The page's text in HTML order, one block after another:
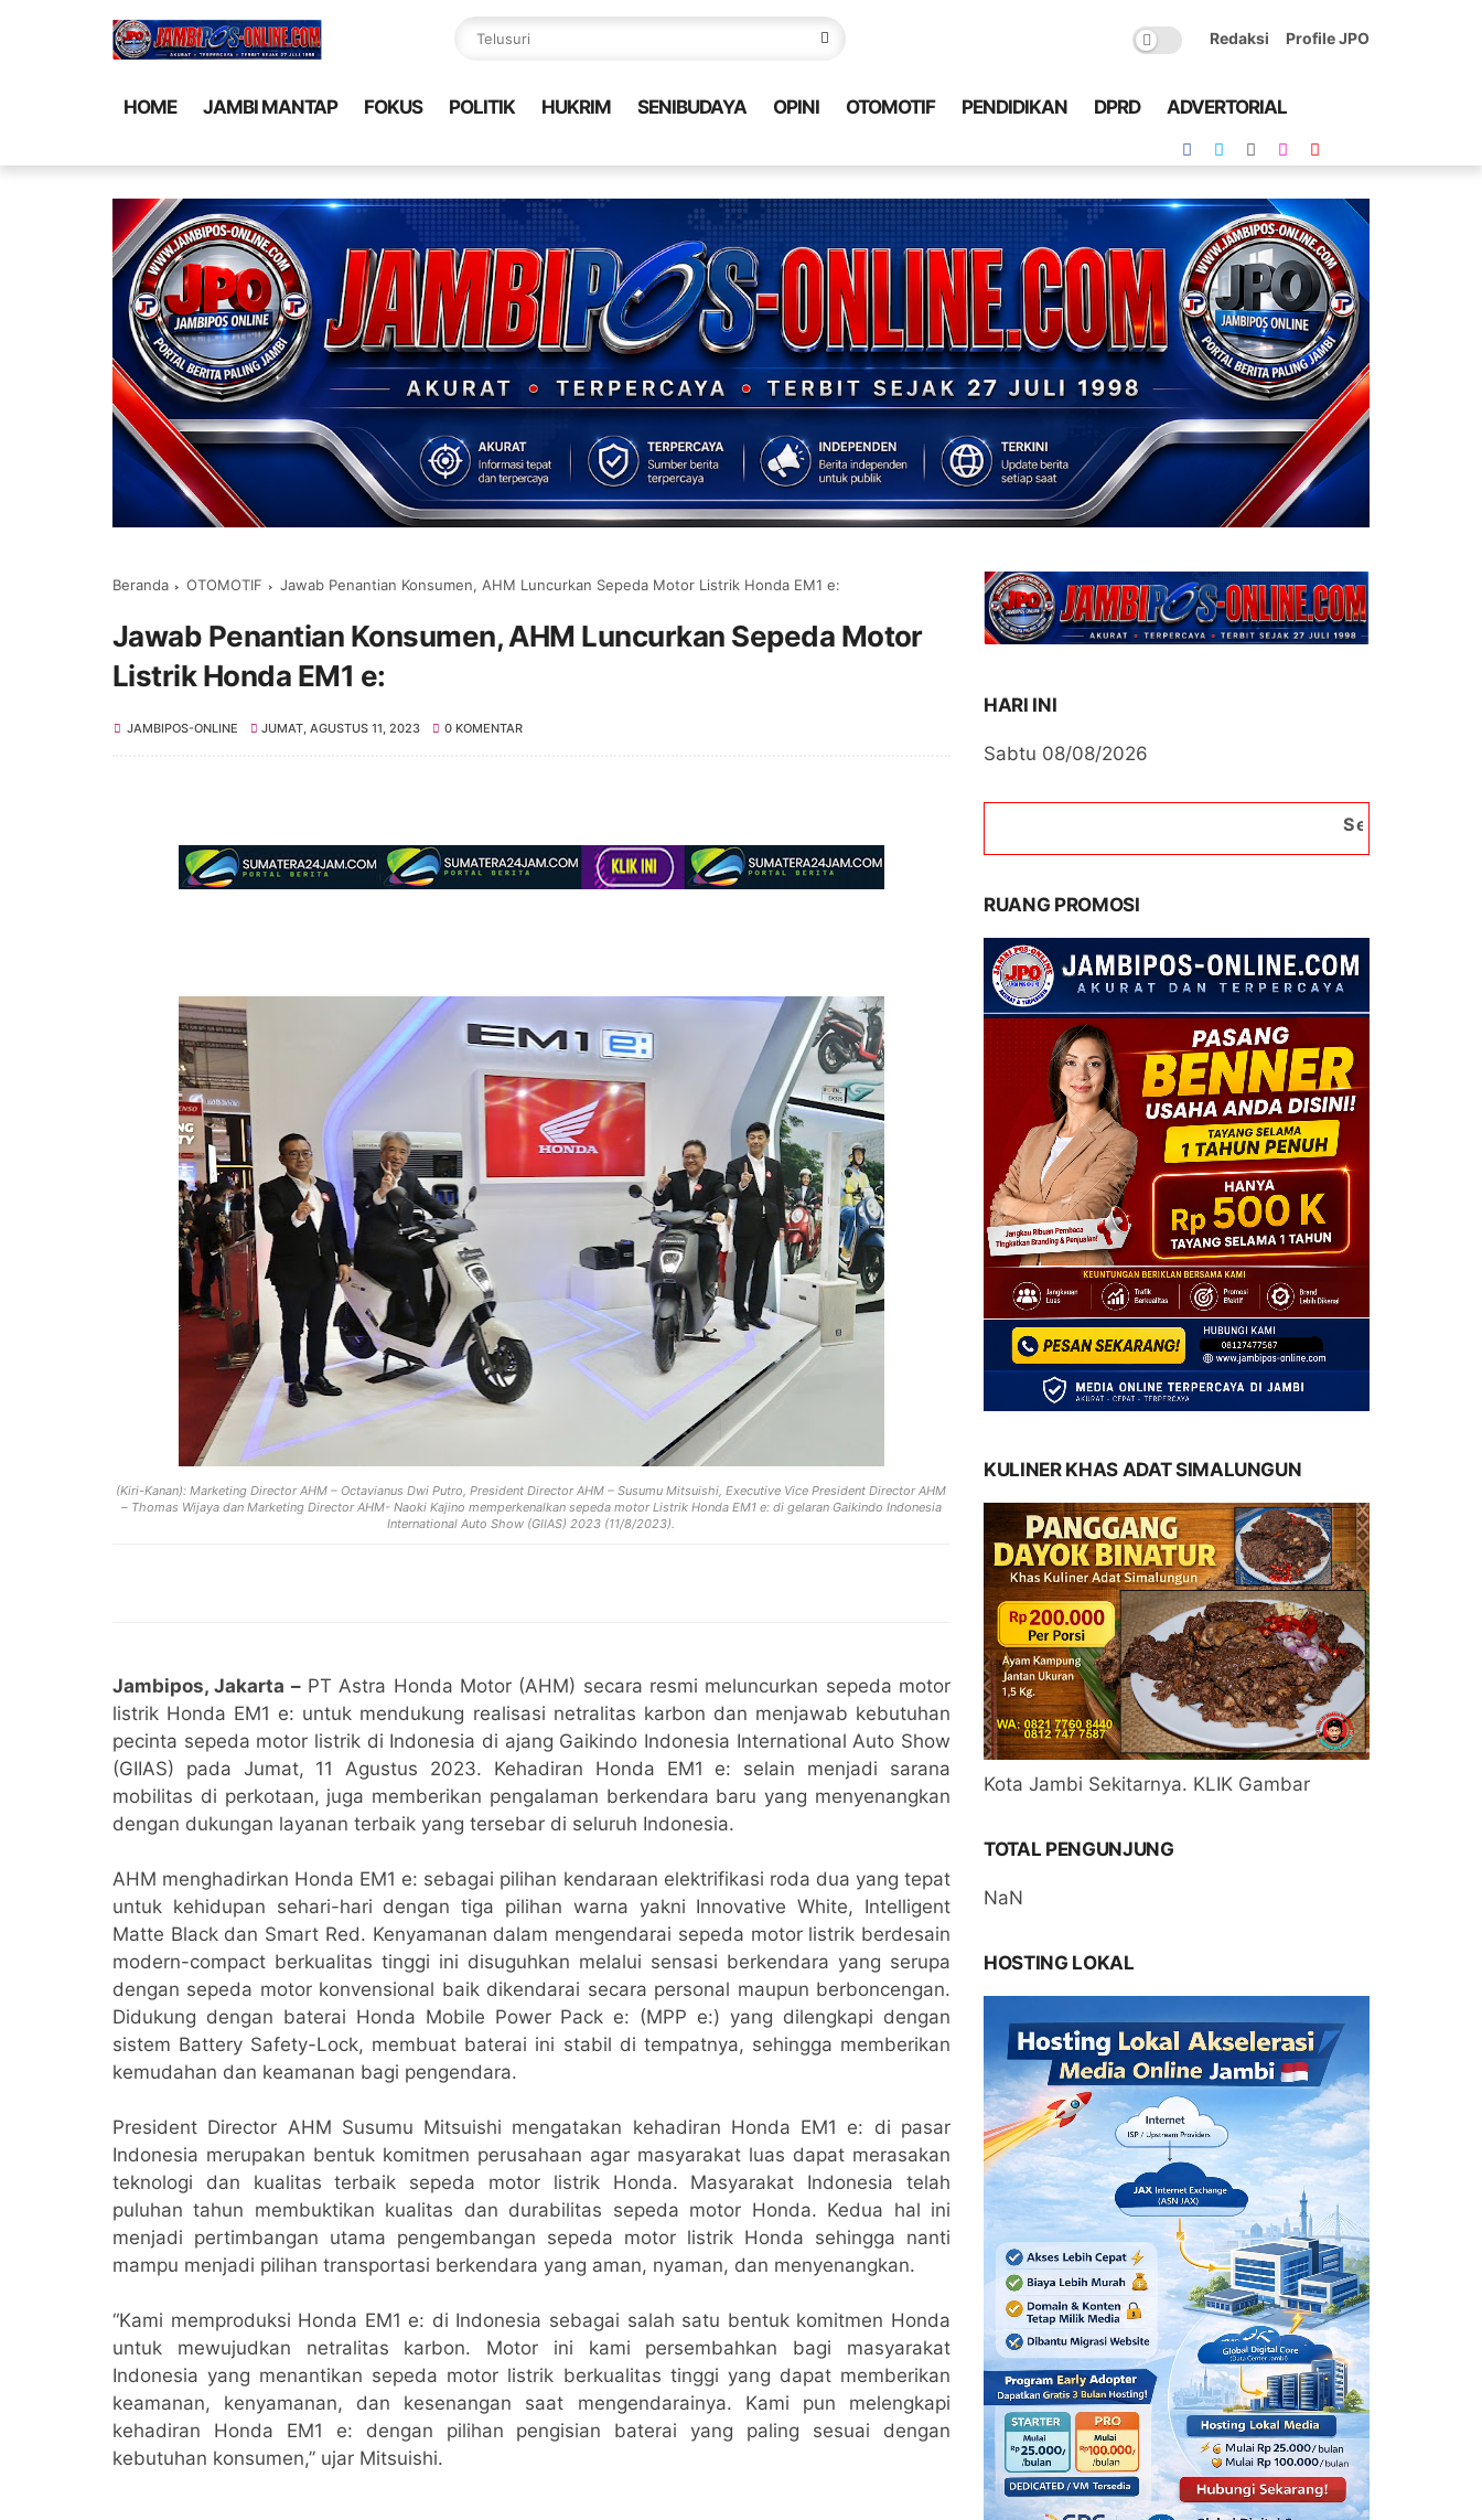
Redaksi Profile JPO
HOME JAMBI MANTAP FOKUS POLITIK HUKRIM SENIBUDAYA OPINI OTOMOTIF PENDIDIKAN DPRD ADVERTORIAL
Beranda OTOMOTIF Jawab Penantian Konsumen, AHM Luncurkan Sepeda Motor Listrik Honda EM1 e:
Jawab Penantian Konsumen, AHM Luncurkan Sepeda Motor
Listrik Honda EM1 e:
JAMBIPOS-ONLINE JUMAT, AGUSTUS 11, 2023 0 KOMENTAR
(Kiri-Kanan): Marketing Director AHM – Octavianus Dwi Putro, President Director AHM – Susumu Mitsuishi, Executive Vice President Director AHM
– Thomas Wijaya dan Marketing Director AHM- Naoki Kajino memperkenalkan sepeda motor Listrik Honda EM1 e: di gelaran Gaikindo Indonesia
International Auto Show (GIIAS) 2023 (11/8/2023).
Jambipos, Jakarta –PT Astra Honda Motor (AHM) secara resmi meluncurkan sepeda motor
listrik Honda EM1 e: untuk mendukung realisasi netralitas karbon dan menjawab kebutuhan
pecinta sepeda motor listrik di Indonesia di ajang Gaikindo Indonesia International Auto Show
(GIIAS) pada Jumat, 11 Agustus 2023. Kehadiran Honda EM1 e: selain menjadi sarana
mobilitas di perkotaan, juga memberikan pengalaman berkendara baru yang menyenangkan
dengan dukungan layanan terbaik yang tersebar di seluruh Indonesia.
AHM menghadirkan Honda EM1 e: sebagai pilihan kendaraan elektrifikasi roda dua yang tepat
untuk kehidupan sehari-hari dengan tiga pilihan warna yakni Innovative White, Intelligent
Matte Black dan Smart Red. Kenyamanan dalam mengendarai sepeda motor listrik berdesain
modern-compact berkualitas tinggi ini disuguhkan melalui sensasi berkendara yang serupa
dengan sepeda motor konvensional baik dikendarai secara personal maupun berboncengan.
Didukung dengan baterai Honda Mobile Power Pack e: (MPP e:) yang dilengkapi dengan
sistem Battery Safety-Lock, membuat baterai ini stabil di tempatnya, sehingga memberikan
kemudahan dan keamanan bagi pengendara.
President Director AHM Susumu Mitsuishi mengatakan kehadiran Honda EM1 e: di pasar
Indonesia merupakan bentuk komitmen perusahaan agar masyarakat luas dapat merasakan
teknologi dan kualitas terbaik sepeda motor listrik Honda. Masyarakat Indonesia telah
puluhan tahun membuktikan kualitas dan durabilitas sepeda motor Honda. Kedua hal ini
menjadi pertimbangan utama pengembangan sepeda motor listrik Honda sehingga nanti
mampu menjadi pilihan transportasi berkendara yang aman, nyaman, dan menyenangkan.
“Kami memproduksi Honda EM1 e: di Indonesia sebagai salah satu bentuk komitmen Honda
untuk mewujudkan netralitas karbon. Motor ini kami persembahkan bagi masyarakat
Indonesia yang menantikan sepeda motor listrik berkualitas tinggi yang dapat memberikan
keamanan, kenyamanan, dan kesenangan saat mengendarainya. Kami pun melengkapi
kehadiran Honda EM1 e: dengan pilihan pengisian baterai yang paling sesuai dengan
kebutuhan konsumen,” ujar Mitsuishi.
HARI INI
Sabtu 08/08/2026
Selamat Datang di
RUANG PROMOSI
KULINER KHAS ADAT SIMALUNGUN
Kota Jambi Sekitarnya. KLIK Gambar
TOTAL PENGUNJUNG
NaN
HOSTING LOKAL